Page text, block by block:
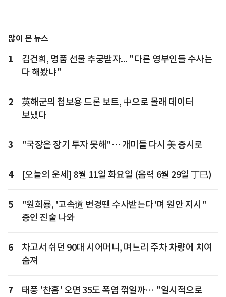
많이 본 뉴스
1
김건희, 명품 선물 추궁받자... "다른 영부인들 수사는
다 해봤냐"
2
英해군의 첩보용 드론 보트, 中으로 몰래 데이터
보냈다
3 "국장은 장기 투자 못해"… 개미들 다시 美 증시로
4 [오늘의 운세] 8월 11일 화요일 (음력 6월 29일 丁巳)
5
"원희룡, '고속道 변경땐 수사받는다'며 원안 지시"
증인 진술 나와
6
차고서 쉬던 90대 시어머니, 며느리 주차 차량에 치여
숨져
7
태풍 '찬홈' 오면 35도 폭염 꺾일까… "일시적으로